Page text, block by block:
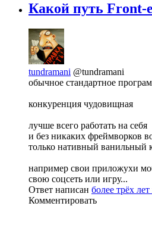
Какой путь Front-
tundramani @tundramani
обычное стандартное
конкуренция чудовищная
лучше всего работать на себя
и без никаких фреймворков
только нативный ванильный
например свои приложухи
свою соцсеть или игру...
Ответ написан более трёх лет
Комментировать